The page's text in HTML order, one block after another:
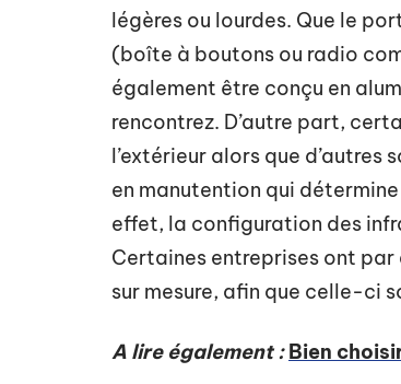
légères ou lourdes. Que le
(boîte à boutons ou radio
également être conçu en
rencontrez. D’autre part,
l’extérieur alors que d’autres
en manutention qui
effet, la configuration des
Certaines entreprises ont par
sur mesure, afin que celle-ci
A lire également : Bien